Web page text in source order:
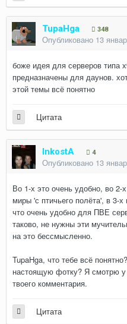
TupaHga 348
Опубликовано 13
боже идея для серверов типа
предназначены для даунов.
этой темы всё понятно
Цитата
InkostA 4
Опубликовано 13
Во 1-х это очень удобно, во 2-
миры 'с птичьего полёта', в 3-
что очень удобно для ПВЕ
таково, не нужны эти
на это бессмысленно.
TupaHga, что тебе всё
настоящую фотку? Я смотрю
твоего комментария.
Цитата